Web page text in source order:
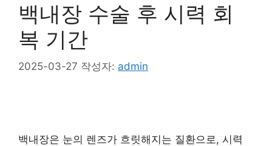
백내장 수술 후 시력 회
복 기간
2025-03-27 작성자: admin
백내장은 눈의 렌즈가 흐릿해지는 질환으로, 시력